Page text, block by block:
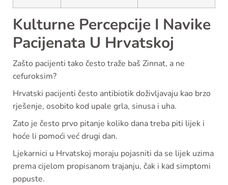
Kulturne Percepcije I Navike
Pacijenata U Hrvatskoj
Zašto pacijenti tako često traže baš Zinnat, a ne
cefuroksim?
Hrvatski pacijenti često antibiotik doživljavaju kao brzo
rješenje, osobito kod upale grla, sinusa i uha.
Zato je često prvo pitanje koliko dana treba piti lijek i
hoće li pomoći već drugi dan.
Ljekarnici u Hrvatskoj moraju pojasniti da se lijek uzima
prema cijelom propisanom trajanju, čak i kad simptomi
popuste.